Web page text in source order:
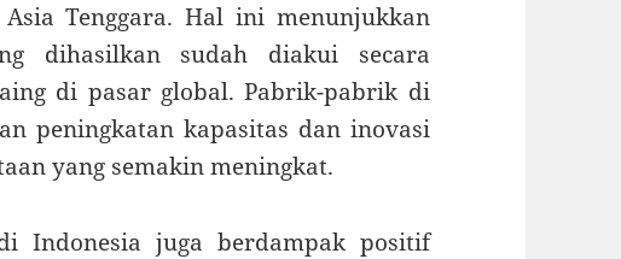
Tenggara. Hal ini menunjukkan
dihasilkan sudah diakui secara
di pasar global. Pabrik-pabrik di
peningkatan kapasitas dan inovasi
yang semakin meningkat.
Indonesia juga berdampak positif